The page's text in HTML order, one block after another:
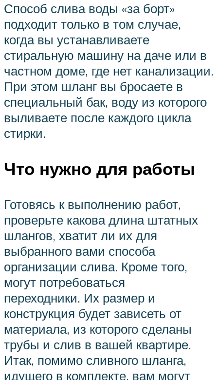
Способ слива воды «за борт»
подходит только в том случае,
когда вы устанавливаете
стиральную машину на даче или в
частном доме, где нет канализации.
При этом шланг вы бросаете в
специальный бак, воду из которого
выливаете после каждого цикла
стирки.
Что нужно для работы
Готовясь к выполнению работ,
проверьте какова длина штатных
шлангов, хватит ли их для
выбранного вами способа
организации слива. Кроме того,
могут потребоваться
переходники. Их размер и
конструкция будет зависеть от
материала, из которого сделаны
трубы и слив в вашей квартире.
Итак, помимо сливного шланга,
идущего в комплекте, вам могут